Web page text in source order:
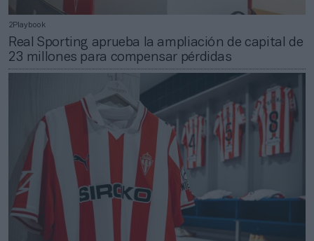
2Playbook
Real Sporting aprueba la ampliación de capital de
23 millones para compensar pérdidas